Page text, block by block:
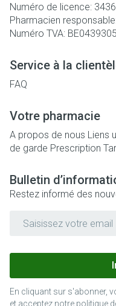
Numéro de licence:
Pharmacien
Numéro TVA:
Service à la
FAQ
Votre pharmacie
A propos de nous Liens
de garde Prescription
Bulletin
Restez informé des
En cliquant sur s'abonner,
et acceptez notre politique